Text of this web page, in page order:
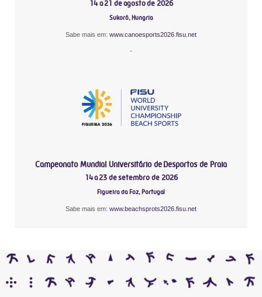
14 a 21 de agosto de 2026
Sukoró, Hungria
Sabe mais em: www.canoesports2026.fisu.net
-
Campeonato Mundial Universitário de Desportos de Praia
14 a 23 de setembro de 2026
Figueira da Foz, Portugal
Sabe mais em: www.beachsprots2026.fisu.net